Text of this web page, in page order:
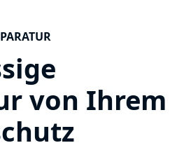
von Ihrem